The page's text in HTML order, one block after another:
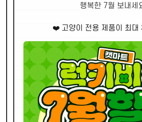
행복한 7월 보내세
❤️ 고양이 전용 제품이 최대